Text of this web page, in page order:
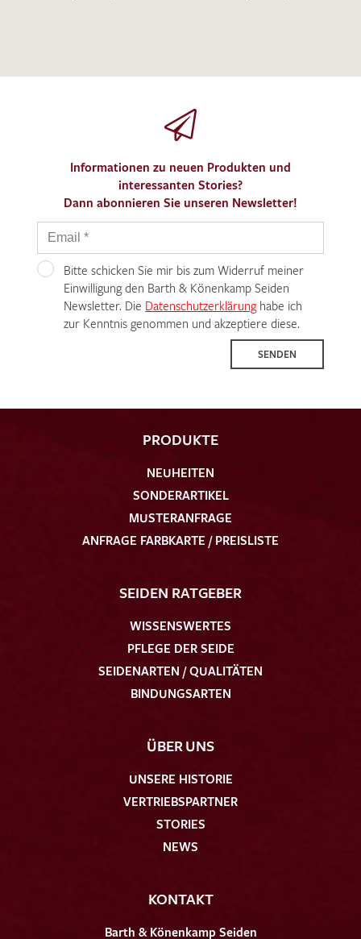
Informationen zu neuen Produkten und
interessanten Stories?
Dann abonnieren Sie unseren Newsletter!
Bitte schicken Sie mir bis zum Widerruf meiner
Einwilligung den Barth & Könenkamp Seiden
Newsletter. Die Datenschutzerklärunghabe ich
zur Kenntnis genommen und akzeptiere diese.
SENDEN
PRODUKTE
NEUHEITEN
SONDERARTIKEL
MUSTERANFRAGE
ANFRAGE FARBKARTE / PREISLISTE
SEIDEN RATGEBER
WISSENSWERTES
PFLEGE DER SEIDE
SEIDENARTEN / QUALITÄTEN
BINDUNGSARTEN
ÜBER UNS
UNSERE HISTORIE
VERTRIEBSPARTNER
STORIES
NEWS
KONTAKT
Barth & Könenkamp Seiden